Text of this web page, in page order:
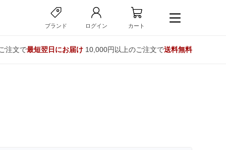
ブランド ログイン カート
注文で最短翌日にお届け10,000円以上のご注文で送料無料